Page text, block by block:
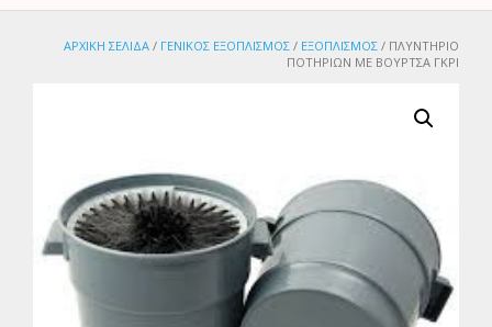
ΑΡΧΙΚΉ ΣΕΛΊΔΑ / ΓΕΝΙΚΟΣ ΕΞΟΠΛΊΣΜΟΣ / ΕΞΟΠΛΙΣΜΟΣ / ΠΛΥΝΤΗΡΙΟ
ΠΟΤΗΡΙΩΝ ΜΕ ΒΟΥΡΤΣΑ ΓΚΡΙ